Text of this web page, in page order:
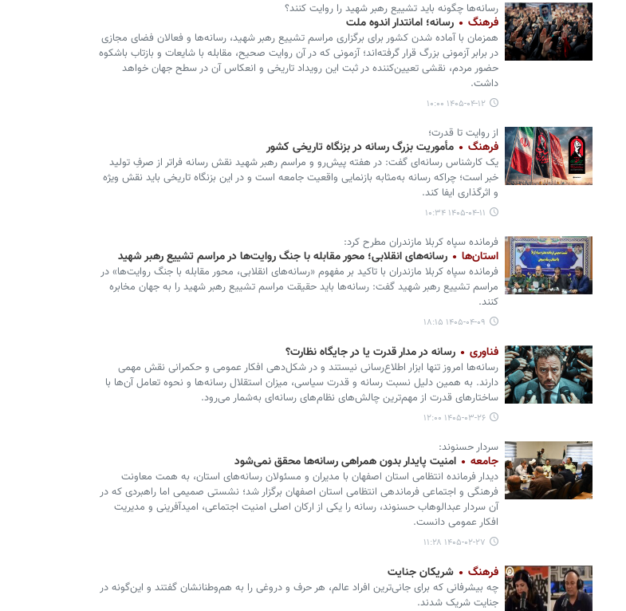
رسانه‌ها چگونه باید تشییع رهبر شهید را روایت کنند؟
فرهنگ رسانه؛ امانتدار اندوه ملت
همزمان با آماده شدن کشور برای برگزاری مراسم تشییع رهبر شهید، رسانه‌ها و فعالان فضای مجازی
در برابر آزمونی بزرگ قرار گرفته‌اند؛ آزمونی که در آن روایت صحیح، مقابله با شایعات و بازتاب باشکوه
حضور مردم، نقشی تعیین‌کننده در ثبت این رویداد تاریخی و انعکاس آن در سطح جهان خواهد
داشت.
۱۴۰۵-۰۴-۱۲ ۱۰:۰۰
از روایت تا قدرت؛
فرهنگ مأموریت بزرگ رسانه در بزنگاه تاریخی کشور
یک کارشناس رسانه‌ای گفت: در هفته پیش‌رو و مراسم رهبر شهید نقش رسانه فراتر از صرفِ تولید
خبر است؛ چراکه رسانه به‌مثابه بازنمایی واقعیت جامعه است و در این بزنگاه تاریخی باید نقش ویژه
و اثرگذاری ایفا کند.
۱۴۰۵-۰۴-۱۱ ۱۰:۳۴
فرمانده سپاه کربلا مازندران مطرح کرد:
استان‌ها رسانه‌های انقلابی؛ محور مقابله با جنگ روایت‌ها در مراسم تشییع رهبر شهید
فرمانده سپاه کربلا مازندران با تاکید بر مفهوم «رسانه‌های انقلابی، محور مقابله با جنگ روایت‌ها» در
مراسم تشییع رهبر شهید گفت: رسانه‌ها باید حقیقت مراسم تشییع رهبر شهید را به جهان مخابره
کنند.
۱۴۰۵-۰۴-۰۹ ۱۸:۱۵
فناوری رسانه در مدار قدرت یا در جایگاه نظارت؟
رسانه‌ها امروز تنها ابزار اطلاع‌رسانی نیستند و در شکل‌دهی افکار عمومی و حکمرانی نقش مهمی
دارند. به همین دلیل نسبت رسانه و قدرت سیاسی، میزان استقلال رسانه‌ها و نحوه تعامل آن‌ها با
ساختارهای قدرت از مهم‌ترین چالش‌های نظام‌های رسانه‌ای به‌شمار می‌رود.
۱۴۰۵-۰۳-۲۶ ۱۲:۰۰
سردار حسنوند:
جامعه امنیت پایدار بدون همراهی رسانه‌ها محقق نمی‌شود
دیدار فرمانده انتظامی استان اصفهان با مدیران و مسئولان رسانه‌های استان، به همت معاونت
فرهنگی و اجتماعی فرماندهی انتظامی استان اصفهان برگزار شد؛ نشستی صمیمی اما راهبردی که در
آن سردار عبدالوهاب حسنوند، رسانه را یکی از ارکان اصلی امنیت اجتماعی، امیدآفرینی و مدیریت
افکار عمومی دانست.
۱۴۰۵-۰۲-۲۷ ۱۱:۲۸
فرهنگ شریکان جنایت
چه بیشرفانی که برای جانی‌ترین افراد عالم، هر حرف و دروغی را به هم‌وطنانشان گفتند و این‌گونه در
جنایت شریک شدند.